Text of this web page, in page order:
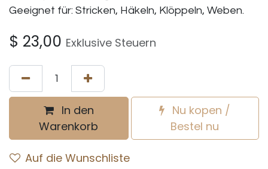
Geeignet für: Stricken, Häkeln, Klöppeln, Weben.
$ 23,00 Exklusive Steuern
In den
Warenkorb
Nu kopen /
Bestel nu
Auf die Wunschliste